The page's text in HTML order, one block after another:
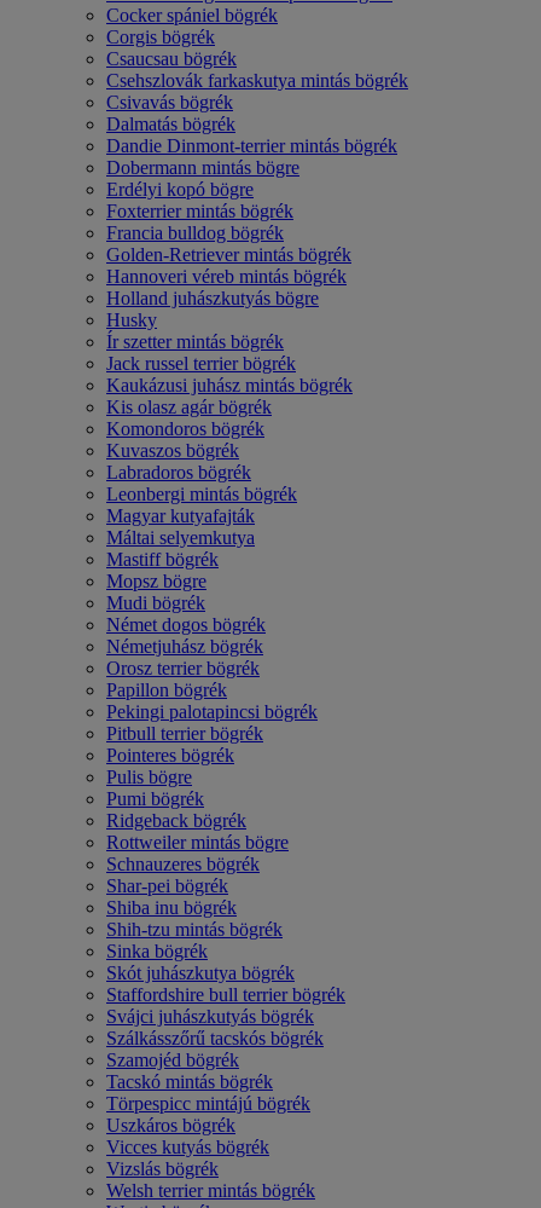
Cocker spániel bögrék
Corgis bögrék
Csaucsau bögrék
Csehszlovák farkaskutya mintás bögrék
Csivavás bögrék
Dalmatás bögrék
Dandie Dinmont-terrier mintás bögrék
Dobermann mintás bögre
Erdélyi kopó bögre
Foxterrier mintás bögrék
Francia bulldog bögrék
Golden-Retriever mintás bögrék
Hannoveri véreb mintás bögrék
Holland juhászkutyás bögre
Husky
Ír szetter mintás bögrék
Jack russel terrier bögrék
Kaukázusi juhász mintás bögrék
Kis olasz agár bögrék
Komondoros bögrék
Kuvaszos bögrék
Labradoros bögrék
Leonbergi mintás bögrék
Magyar kutyafajták
Máltai selyemkutya
Mastiff bögrék
Mopsz bögre
Mudi bögrék
Német dogos bögrék
Németjuhász bögrék
Orosz terrier bögrék
Papillon bögrék
Pekingi palotapincsi bögrék
Pitbull terrier bögrék
Pointeres bögrék
Pulis bögre
Pumi bögrék
Ridgeback bögrék
Rottweiler mintás bögre
Schnauzeres bögrék
Shar-pei bögrék
Shiba inu bögrék
Shih-tzu mintás bögrék
Sinka bögrék
Skót juhászkutya bögrék
Staffordshire bull terrier bögrék
Svájci juhászkutyás bögrék
Szálkásszőrű tacskós bögrék
Szamojéd bögrék
Tacskó mintás bögrék
Törpespicc mintájú bögrék
Uszkáros bögrék
Vicces kutyás bögrék
Vizslás bögrék
Welsh terrier mintás bögrék